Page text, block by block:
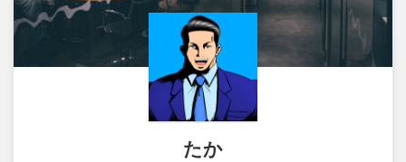
たか